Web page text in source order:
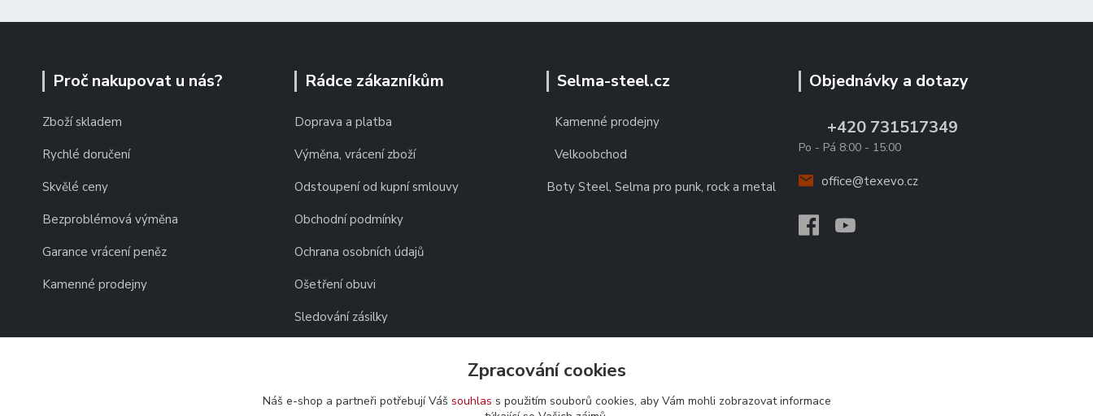
Proč nakupovat u nás?
Zboží skladem
Rychlé doručení
Skvělé ceny
Bezproblémová výměna
Garance vrácení peněz
Kamenné prodejny
Rádce zákazníkům
Doprava a platba
Výměna, vrácení zboží
Odstoupení od kupní smlouvy
Obchodní podmínky
Ochrana osobních údajů
Ošetření obuvi
Sledování zásilky
Selma-steel.cz
Kamenné prodejny
Velkoobchod
Boty Steel, Selma pro punk, rock a metal
Objednávky a dotazy
+420 731517349
Po - Pá 8:00 - 15:00
office@texevo.cz
Zpracování cookies
Náš e-shop a partneři potřebují Váš souhlas s použitím souborů cookies, aby Vám mohli zobrazovat informace